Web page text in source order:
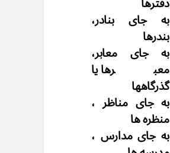
به جای بنادر،
بندرها
به جای معابر،
معبرها یا
گذرگاهها
به جای مناظر ،
منظره ها
به جای مدارس ،